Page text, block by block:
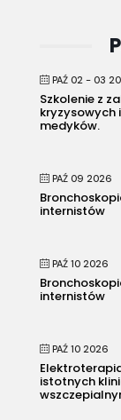
PAŹ 02 - 03
Szkolenie z
kryzysowych
medyków.
PAŹ 09 2026
internistów
PAŹ 10 2026
internistów
PAŹ 10 2026
istotnych